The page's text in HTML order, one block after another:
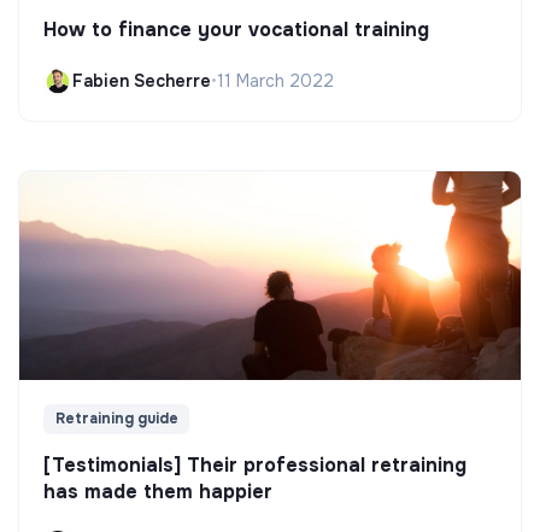
How to finance your vocational training
Fabien Secherre•11 March 2022
Retraining guide
[Testimonials] Their professional retraining
has made them happier